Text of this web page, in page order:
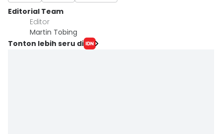
Editorial Team
Editor
Martin Tobing
Tonton lebih seru di